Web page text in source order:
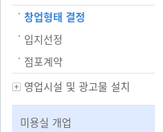
창업형태 결정
입지선정
점포계약
영업시설 및 광고물 설치
미용실 개업